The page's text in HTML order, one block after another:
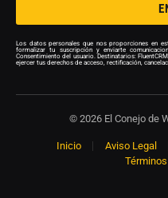
Los datos personales que nos proporciones en
formalizar tu suscripción y enviarte
Consentimiento del usuario. Destinatarios:
ejercer tus derechos de acceso, rectificación,
© 2026 El Conejo de
Inicio Aviso Legal